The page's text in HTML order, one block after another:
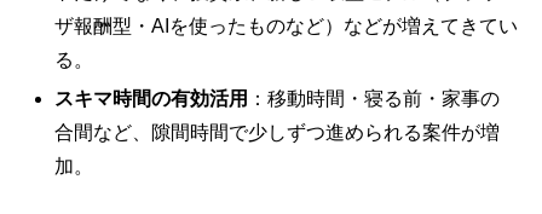
ザ報酬型・AIを使ったものなど）などが増えてきてい
る。
スキマ時間の有効活用 ：移動時間・寝る前・家事の
合間など、隙間時間で少しずつ進められる案件が増
加。